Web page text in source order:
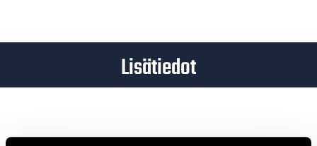
Lisätiedot